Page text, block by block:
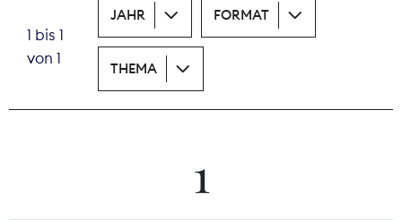
Print
Wächterpreis
1 bis 1
von 1
JAHR FORMAT
THEMA
1